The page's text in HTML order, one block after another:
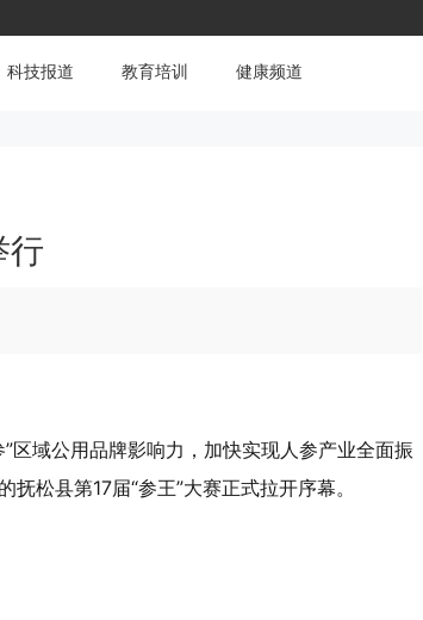
科技报道 教育培训 健康频道
行
区域公用品牌影响力，加快实现人参产业全面振
松县第17届“参王”大赛正式拉开序幕。